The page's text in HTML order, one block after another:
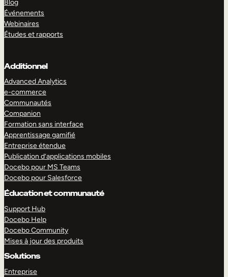
Blog
Événements
Webinaires
Études et rapports
Additionnel
Advanced Analytics
e-commerce
Communautés
Companion
Formation sans interface
Apprentissage gamifié
Entreprise étendue
Publication d’applications mobiles
Docebo pour MS Teams
Docebo pour Salesforce
Éducation et communauté
Support Hub
Docebo Help
Docebo Community
Mises à jour des produits
Solutions
Entreprise